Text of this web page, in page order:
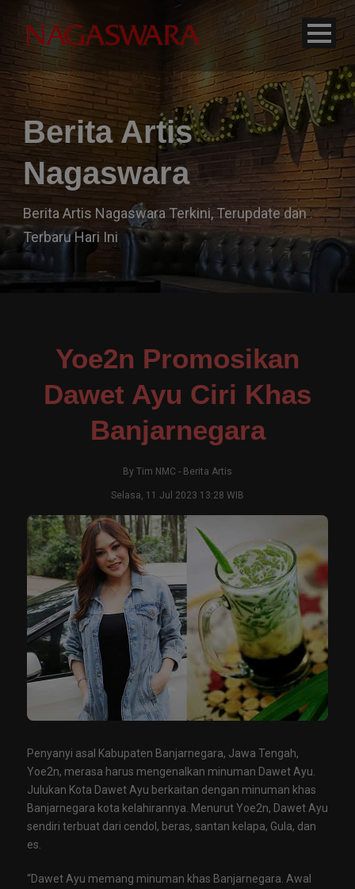
Berita Artis
Nagaswara
Berita Artis Nagaswara Terkini, Terupdate dan
Terbaru Hari Ini
Yoe2n Promosikan
Dawet Ayu Ciri Khas
Banjarnegara
By Tim NMC - Berita Artis
Selasa, 11 Jul 2023 13:28 WIB
Penyanyi asal Kabupaten Banjarnegara, Jawa Tengah,
Yoe2n, merasa harus mengenalkan minuman Dawet Ayu.
Julukan Kota Dawet Ayu berkaitan dengan minuman khas
Banjarnegara kota kelahirannya. Menurut Yoe2n, Dawet Ayu
sendiri terbuat dari cendol, beras, santan kelapa, Gula, dan
es.
“Dawet Ayu memang minuman khas Banjarnegara. Awal
modal-check